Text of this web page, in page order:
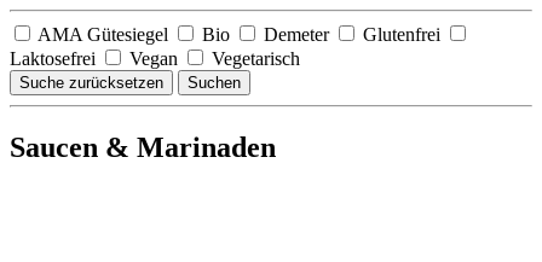
AMA Gütesiegel Bio Demeter
Glutenfrei
Laktosefrei
Vegan Vegetarisch
Suche zurücksetzen Suchen
Saucen & Marinaden